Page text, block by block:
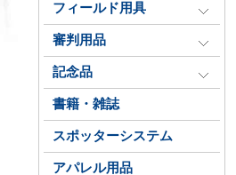
フィールド用具
審判用品
記念品
書籍・雑誌
スポッターシステム
アパレル用品